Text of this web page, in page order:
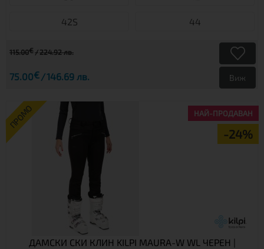
42S 44
115.00€ 224.92 лв.
75.00€ 146.69 лв. Виж
ПРОМО
-24%
НАЙ-ПРОДАВАН
ДАМСКИ СКИ КЛИН KILPI MAURA-W WL ЧЕРЕН |